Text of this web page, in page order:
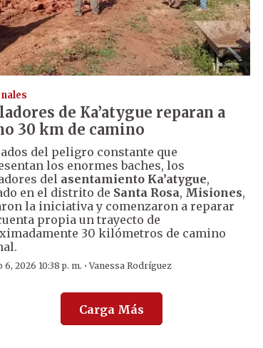
de Ka’atygue reparan a
30 km de camino
del peligro constante que
los enormes baches, los
del asentamiento Ka’atygue,
en el distrito de Santa Rosa, Misiones,
la iniciativa y comenzaron a reparar
propia un trayecto de
30 kilómetros de camino
6, 2026 10:38 p. m. ·Vanessa Rodríguez
Carga Más